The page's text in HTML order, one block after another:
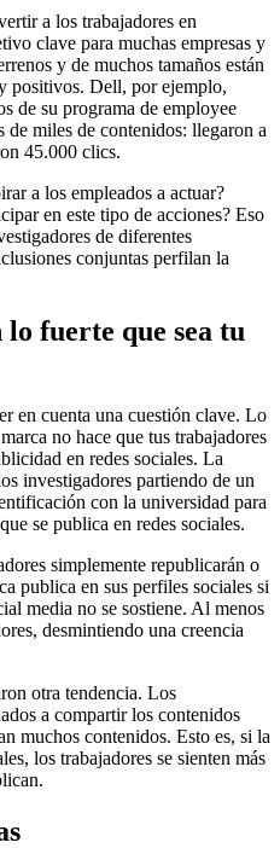
a los trabajadores en
clave para muchas empresas y
y de muchos tamaños están
positivos. Dell, por ejemplo,
de su programa de employee
de miles de contenidos: llegaron a
45.000 clics.
a los empleados a actuar?
en este tipo de acciones? Eso
de diferentes
conjuntas perfilan la
fuerte que sea tu
en cuenta una cuestión clave. Lo
no hace que tus trabajadores
en redes sociales. La
investigadores partiendo de un
con la universidad para
se publica en redes sociales.
simplemente republicarán o
publica en sus perfiles sociales si
media no se sostiene. Al menos
desmintiendo una creencia
otra tendencia. Los
a compartir los contenidos
muchos contenidos. Esto es, si la
los trabajadores se sienten más